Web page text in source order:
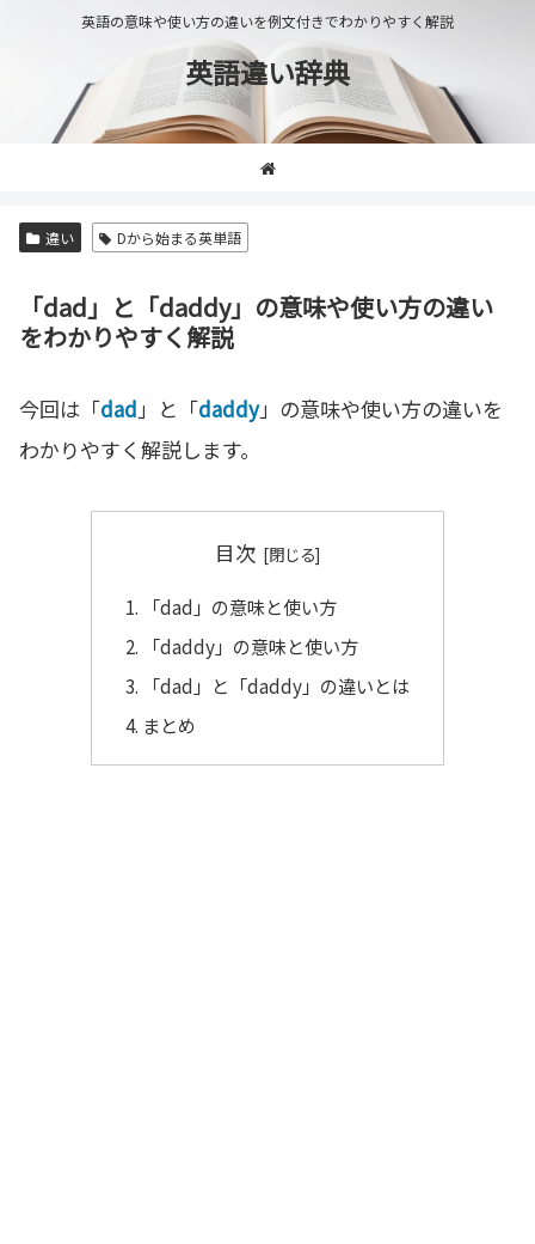
英語の意味や使い方の違いを例文付きでわかりやすく解説
英語違い辞典
違い Dから始まる英単語
「dad」と「daddy」の意味や使い方の違い
をわかりやすく解説
今回は「dad」と「daddy」の意味や使い方の違いを
わかりやすく解説します。
目次
「dad」の意味と使い方
「daddy」の意味と使い方
「dad」と「daddy」の違いとは
まとめ